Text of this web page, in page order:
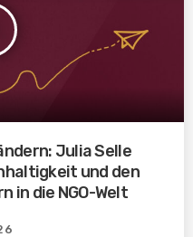
Julia Selle
und den
in die NGO-Welt